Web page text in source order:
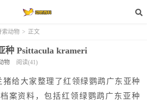
索动物 > 正文
种 Psittacula krameri
物 阅读(41)
猪给大家整理了红领绿鹦鹉广东亚种
档案资料，包括红领绿鹦鹉广东亚种